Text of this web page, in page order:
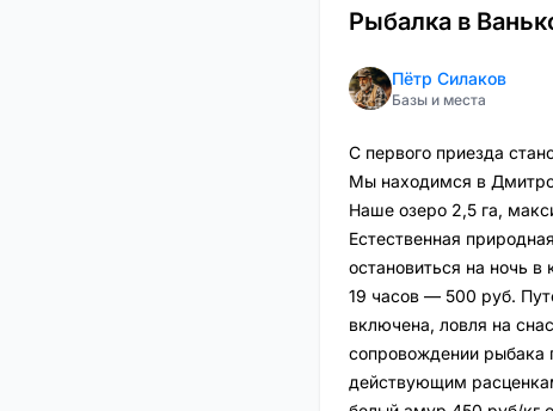
Рыбалка в
Пётр Силаков
Базы и места
С первого приезда
Мы находимся в
Наше озеро 2,5 га,
Естественная
остановиться на ночь
19 часов — 500 руб.
включена, ловля на
сопровождении рыбака
действующим